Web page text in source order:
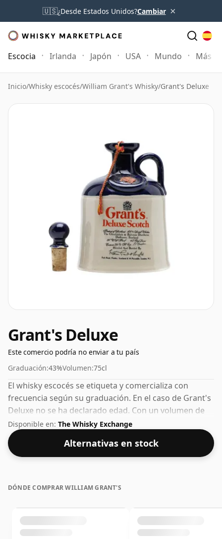
🇺🇸¿Desde Estados Unidos?Cambiar ×
Escocia Irlanda Japón USA Mundo Más
Inicio/Whisky escocés/William Grant's Whisky/Grant's Deluxe
Grant's Deluxe
Este comercio podría no enviar a tu país
Graduación:43%Volumen:75cl
El whisky escocés se etiqueta y comercializa con
frecuencia según su graduación. En el caso de Grant's
Deluxe no se ha declarado edad. Con un volumen de
43% ABV, este whisky se embotella con una
concentración óptima para beber. Se disfruta solo o
con una gota de agua.
Disponible en: The Whisky Exchange
Alternativas en stock
DÓNDE COMPRAR WILLIAM GRANT'S